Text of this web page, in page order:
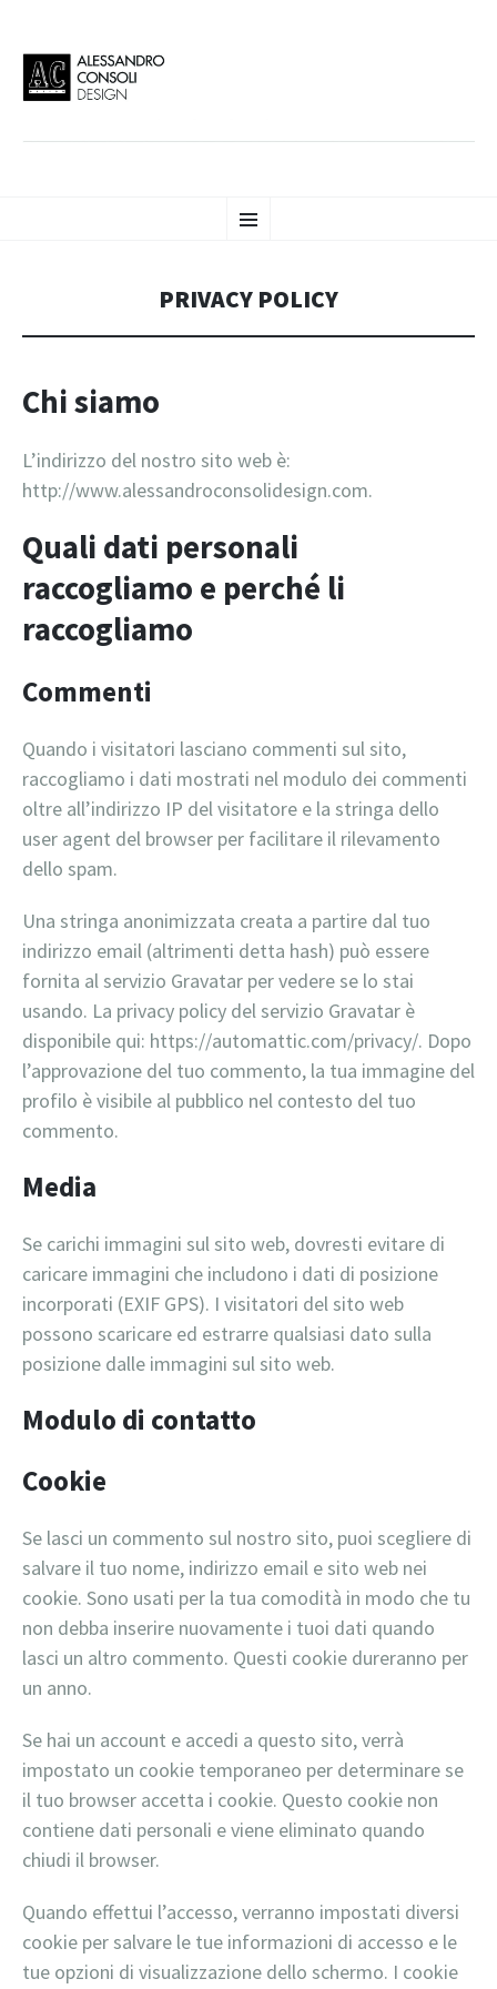
AC DESIGN | ALESSANDRO
Art direction. Iseo Lake. ITALY
Menu
AL
PRIVACY POLICY
Chi siamo
L’indirizzo del nostro sito web è:
http://www.alessandroconsolidesign.com.
Quali dati personali
raccogliamo e perché li
raccogliamo
Commenti
Quando i visitatori lasciano commenti sul sito,
raccogliamo i dati mostrati nel modulo dei commenti
oltre all’indirizzo IP del visitatore e la stringa dello
user agent del browser per facilitare il rilevamento
dello spam.
Una stringa anonimizzata creata a partire dal tuo
indirizzo email (altrimenti detta hash) può essere
fornita al servizio Gravatar per vedere se lo stai
usando. La privacy policy del servizio Gravatar è
disponibile qui: https://automattic.com/privacy/. Dopo
l’approvazione del tuo commento, la tua immagine del
profilo è visibile al pubblico nel contesto del tuo
commento.
Media
Se carichi immagini sul sito web, dovresti evitare di
caricare immagini che includono i dati di posizione
incorporati (EXIF GPS). I visitatori del sito web
possono scaricare ed estrarre qualsiasi dato sulla
posizione dalle immagini sul sito web.
Modulo di contatto
Cookie
Se lasci un commento sul nostro sito, puoi scegliere di
salvare il tuo nome, indirizzo email e sito web nei
cookie. Sono usati per la tua comodità in modo che tu
non debba inserire nuovamente i tuoi dati quando
lasci un altro commento. Questi cookie dureranno per
un anno.
Se hai un account e accedi a questo sito, verrà
impostato un cookie temporaneo per determinare se
il tuo browser accetta i cookie. Questo cookie non
contiene dati personali e viene eliminato quando
chiudi il browser.
Quando effettui l’accesso, verranno impostati diversi
cookie per salvare le tue informazioni di accesso e le
tue opzioni di visualizzazione dello schermo. I cookie